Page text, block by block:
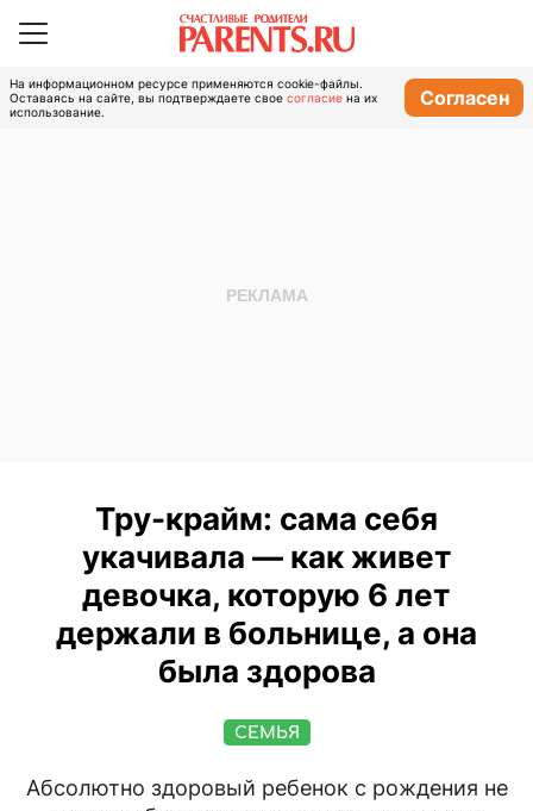
На информационном ресурсе применяются cookie-файлы.
Оставаясь на сайте, вы подтверждаете свое согласие на их
использование.
Согласен
Тру-крайм: сама себя
укачивала — как живет
девочка, которую 6 лет
держали в больнице, а она
была здорова
СЕМЬЯ
Абсолютно здоровый ребенок с рождения не